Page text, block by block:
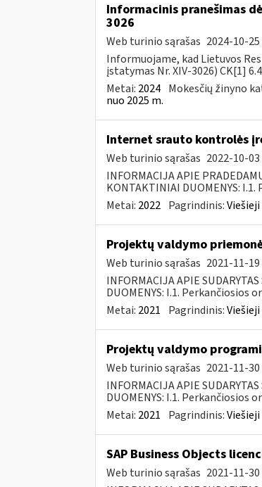
Informacinis pranešimas
3026
Web turinio sąrašas 2024-10-25
Informuojame, kad Lietuvos
įstatymas Nr. XIV-3026) CK[1]
Metai: 2024 Mokesčių žinyno
nuo 2025 m.
Internet srauto kontrolės
Web turinio sąrašas 2022-10-03
INFORMACIJA APIE
KONTAKTINIAI DUOMENYS:
Metai: 2022 Pagrindinis:
Projektų valdymo
Web turinio sąrašas 2021-11-19
INFORMACIJA APIE
DUOMENYS: I.1. Perkančiosios
Metai: 2021 Pagrindinis:
Projektų valdymo
Web turinio sąrašas 2021-11-30
INFORMACIJA APIE
DUOMENYS: I.1. Perkančiosios
Metai: 2021 Pagrindinis:
SAP Business Objects
Web turinio sąrašas 2021-11-30